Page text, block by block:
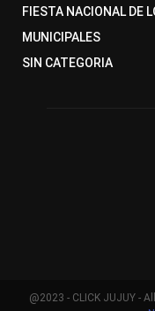
FIESTA NACIONAL DE
MUNICIPALES
SIN CATEGORIA
@2023 - CLICK JUJUY -